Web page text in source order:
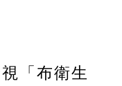
「布衛生